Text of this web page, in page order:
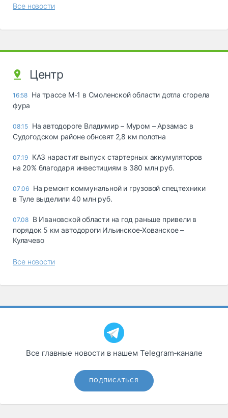
Все новости
Центр
16:58 На трассе М-1 в Смоленской области дотла сгорела
фура
08:15 На автодороге Владимир – Муром – Арзамас в
Судогодском районе обновят 2,8 км полотна
07:19 КАЗ нарастит выпуск стартерных аккумуляторов
на 20% благодаря инвестициям в 380 млн руб.
07:06 На ремонт коммунальной и грузовой спецтехники
в Туле выделили 40 млн руб.
07.08 В Ивановской области на год раньше привели в
порядок 5 км автодороги Ильинское-Хованское –
Кулачево
Все новости
Все главные новости в нашем Telegram‑канале
ПОДПИСАТЬСЯ